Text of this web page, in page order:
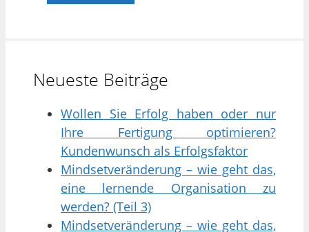
Neueste Beiträge
Wollen Sie Erfolg haben oder nur
Ihre Fertigung optimieren?
Kundenwunsch als Erfolgsfaktor
Mindsetveränderung – wie geht das,
eine lernende Organisation zu
werden? (Teil 3)
Mindsetveränderung – wie geht das,